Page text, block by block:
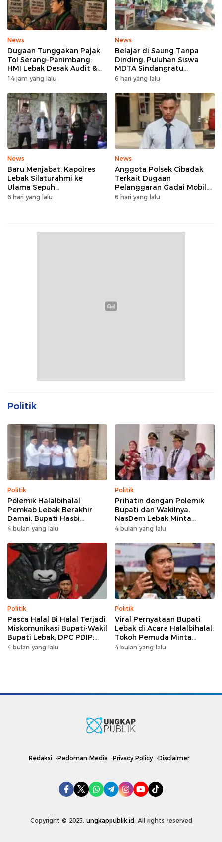
News
Dugaan Tunggakan Pajak
Tol Serang–Panimbang:
HMI Lebak Desak Audit &
Ancam Boikot, WIKA–
Kesepakatan Penyelesaian
14 jam yang lalu
News
Belajar di Saung Tanpa
Dinding, Puluhan Siswa
MDTA Sindangratu
Panggarangan Bertahan
6 hari yang lalu
News
Baru Menjabat, Kapolres
Lebak Silaturahmi ke
Ulama Sepuh
Rangkasbitung
6 hari yang lalu
News
Anggota Polsek Cibadak
Terkait Dugaan
Pelanggaran Gadai Mobil,
Kasus Ditangani Bid
6 hari yang lalu
Politik
Politik
Polemik Halalbihalal
Pemkab Lebak Berakhir
Damai, Bupati Hasbi
Sambangi Kediaman
4 bulan yang lalu
Politik
Prihatin dengan Polemik
Bupati dan Wakilnya,
NasDem Lebak Minta
Saling Introspeksi
4 bulan yang lalu
Politik
Pasca Halal Bi Halal Terjadi
Miskomunikasi Bupati-Wakil
Bupati Lebak, DPC PDIP:
Kami Tetap Solid dan Akan
4 bulan yang lalu
Politik
Viral Pernyataan Bupati
Lebak di Acara Halalbihalal,
Tokoh Pemuda Minta
Bersatu hingga Usul
4 bulan yang lalu
Redaksi Pedoman Media Privacy Policy Disclaimer
Copyright © 2025. ungkappublik.id. All rights reserved